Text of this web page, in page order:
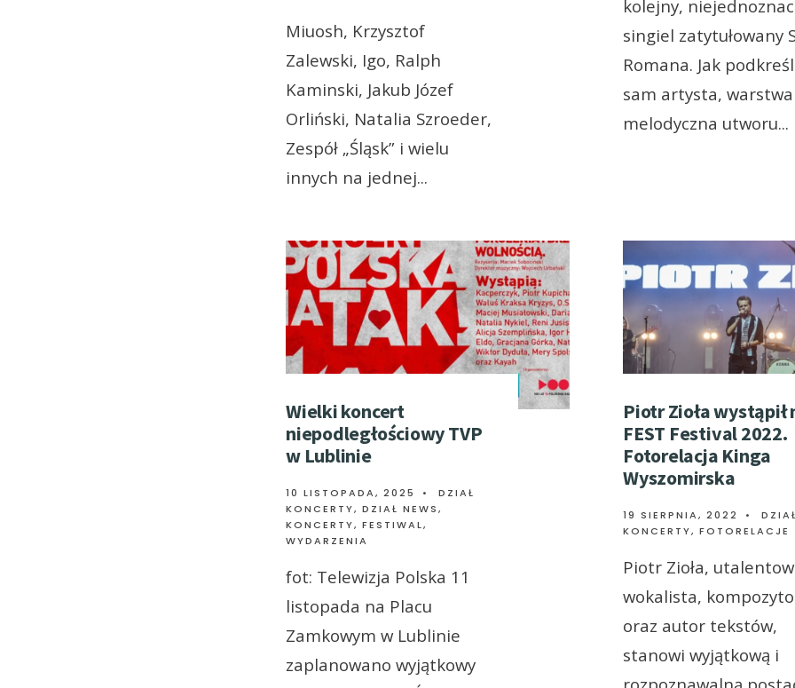
Miuosh, Krzysztof
Zalewski, Igo, Ralph
Kaminski, Jakub Józef
Orliński, Natalia Szroeder,
Zespół „Śląsk” i wielu
innych na jednej...
kolejny,
singiel zatytułowany
Romana. Jak
sam artysta, warstwa
melodyczna utworu...
Wielki koncert
niepodległościowy TVP
w Lublinie
10 LISTOPADA, 2025 •
DZIAŁ
KONCERTY, DZIAŁ NEWS,
KONCERTY, FESTIWAL,
WYDARZENIA
fot: Telewizja Polska 11
listopada na Placu
Zamkowym w Lublinie
zaplanowano wyjątkowy
Piotr Zioła wystąpił
FEST Festival 2022.
Fotorelacja Kinga
Wyszomirska
19 SIERPNIA, 2022 •
KONCERTY, FOTORELACJE
Piotr Zioła,
wokalista,
oraz autor tekstów,
stanowi wyjątkową i